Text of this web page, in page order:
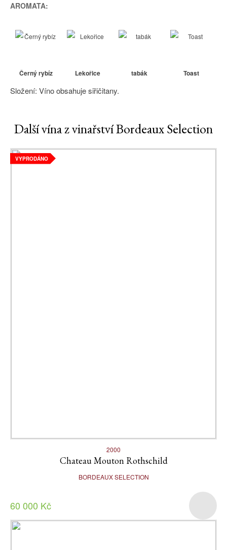
AROMATA:
Černý rybíz Lekořice tabák Toast
Složení: Víno obsahuje siřičitany.
Další vína z vinařství Bordeaux Selection
VYPRODÁNO
2000
Chateau Mouton Rothschild
BORDEAUX SELECTION
60 000 Kč